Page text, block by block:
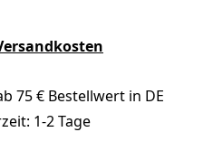
75 € Bestellwert in DE
1-2 Tage